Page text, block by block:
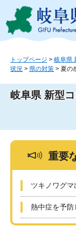
ジ
ュ
トップページ > 岐阜県
状況 > 県の対策 > 夏の
岐阜県 新型
重要
ツキノワグマ
熱中症を予防